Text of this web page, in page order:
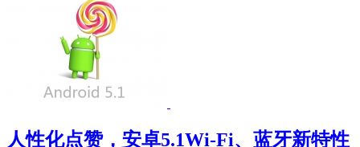
人性化点赞，安卓5.1Wi-Fi、蓝牙新特性